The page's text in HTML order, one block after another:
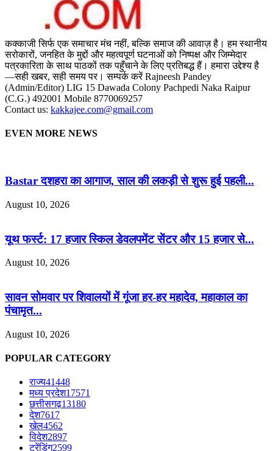
कक्काजी सिर्फ एक समाचार मंच नहीं, बल्कि समाज की आवाज़ है। हम स्थानीय
सरोकारों, जनहित के मुद्दों और महत्वपूर्ण घटनाओं को निष्पक्ष और जिम्मेदार
पत्रकारिता के साथ पाठकों तक पहुँचाने के लिए प्रतिबद्ध हैं। हमारा उद्देश्य है
—सही खबर, सही समय पर। सम्पर्क करें Rajneesh Pandey
(Admin/Editor) LIG 15 Dawada Colony Pachpedi Naka Raipur
(C.G.) 492001 Mobile 8770069257
Contact us: kakkajee.com@gmail.com
EVEN MORE NEWS
Bastar दशहरा का आगाज, साल की लकड़ी से शुरू हुई पहली...
August 10, 2026
यूथ फर्स्ट: 17 हजार स्किल डेवलपमेंट सेंटर और 15 हजार से...
August 10, 2026
सावन सोमवार पर शिवालयों में गूंजा हर-हर महादेव, महाकाल का
पंचामृत...
August 10, 2026
POPULAR CATEGORY
राज्य41448
मध्य प्रदेश17571
छत्तीसगढ़13180
देश7617
खेल4562
विदेश2897
ट्रेंडिंग2599